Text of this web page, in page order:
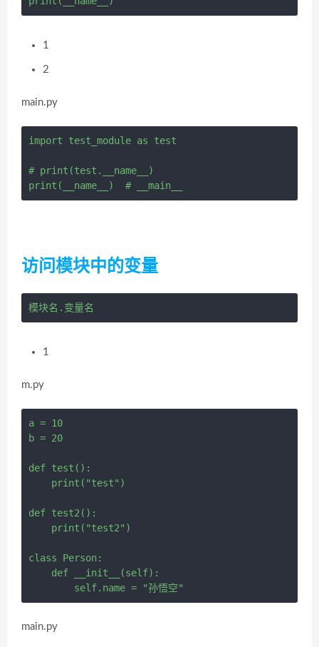
1
2
main.py
import test_module as test
# print(test.__name__)
访问模块中的变量
1
m.py
a = 10
b = 20
def test():
    print("test")
def test2():
    print("test2")
class Person:
    def __init__(self):
        self.name = "孙悟空"
main.py